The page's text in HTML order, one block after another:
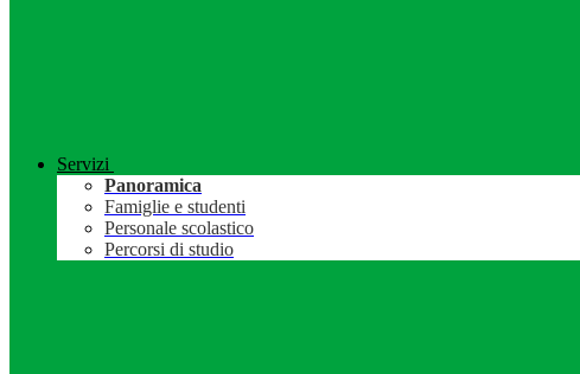
Servizi
Panoramica
Famiglie e studenti
Personale scolastico
Percorsi di studio